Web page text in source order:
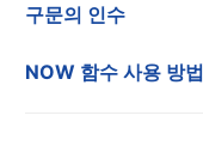
구문의 인수
NOW 함수 사용 방법